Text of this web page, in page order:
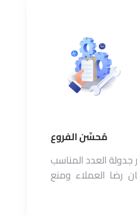
مُحسِّن الفروع
العدد المناسب
رضا العملاء ومنع